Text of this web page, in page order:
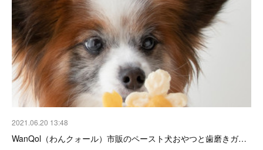
2021.06.20 13:48
WanQol（わんクォール）市販のペースト犬おやつと歯磨きガ…